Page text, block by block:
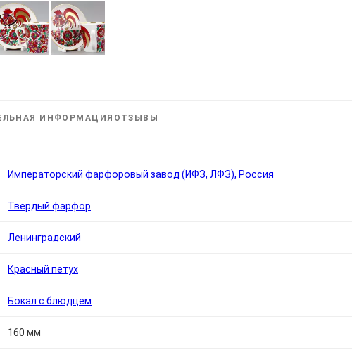
ИНФОРМАЦИЯ ОТЗЫВЫ
Императорский фарфоровый завод (ИФЗ, ЛФЗ), Россия
Твердый фарфор
Ленинградский
Красный петух
Бокал с блюдцем
160 мм